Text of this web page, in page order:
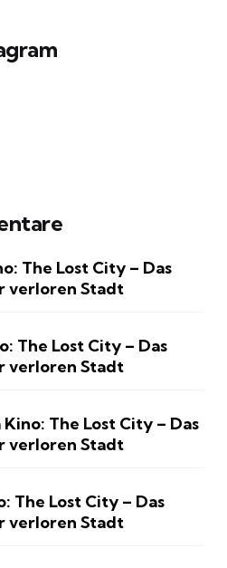
The Lost City – Das
verloren Stadt
The Lost City – Das
verloren Stadt
Kino: The Lost City – Das
verloren Stadt
The Lost City – Das
verloren Stadt